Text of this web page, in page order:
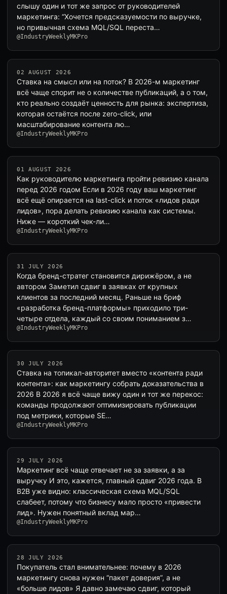
слышу один и тот же запрос от руководителей
маркетинга: “Хочется предсказуемости по выручке,
но привычная схема MQL/SQL переста…
@IndustryWeeklyMKPro
02 AUGUST 2026
Ставка на смысл или на поток? В 2026-м маркетинг
всё чаще спорит не о количестве публикаций, а о том,
кто реально создаёт ценность для рынка: экспертиза,
которая остаётся после zero-click, или
масштабирование контента лю…
@IndustryWeeklyMKPro
01 AUGUST 2026
Как руководителю маркетинга пройти ревизию канала
перед 2026 годом Если в 2026 году ваш маркетинг
всё ещё опирается на last-click и поток «лидов ради
лидов», пора делать ревизию канала как системы.
Ниже — короткий чек-ли…
@IndustryWeeklyMKPro
31 JULY 2026
Когда бренд-стратег становится дирижёром, а не
автором Заметил сдвиг в заявках от крупных
клиентов за последний месяц. Раньше на бриф
«разработка бренд-платформы» приходило три-
четыре отдела, каждый со своим пониманием з…
@IndustryWeeklyMKPro
30 JULY 2026
Ставка на топикал-авторитет вместо «контента ради
контента»: как маркетингу собрать доказательства в
2026 В 2026 я всё чаще вижу один и тот же перекос:
команды продолжают оптимизировать публикации
под метрики, которые SE…
@IndustryWeeklyMKPro
29 JULY 2026
Маркетинг всё чаще отвечает не за заявки, а за
выручку И это, кажется, главный сдвиг 2026 года. В
B2B уже видно: классическая схема MQL/SQL
слабеет, потому что бизнесу мало просто «привести
лид». Нужен понятный вклад мар…
@IndustryWeeklyMKPro
28 JULY 2026
Покупатель стал внимательнее: почему в 2026
маркетингу снова нужен “пакет доверия”, а не
«больше лидов» Я давно замечаю сдвиг, который